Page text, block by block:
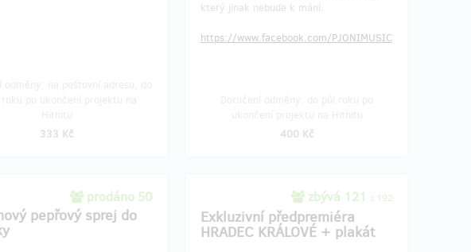
333 Kč
který jinak nebude k mání.
https://www.facebook.com/PJONIMUSIC
400 Kč
prodáno 50
pepřový sprej do
zbývá 121 z 192
Exkluzivní předpremiéra
HRADEC KRÁLOVÉ + plakát